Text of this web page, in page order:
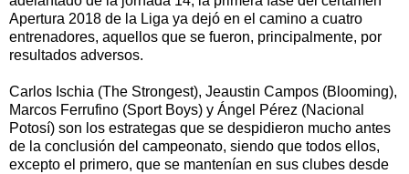
Apertura 2018 de la Liga ya dejó en el camino a cuatro
entrenadores, aquellos que se fueron, principalmente, por
resultados adversos.
Carlos Ischia (The Strongest), Jeaustin Campos (Blooming),
Marcos Ferrufino (Sport Boys) y Ángel Pérez (Nacional
Potosí) son los estrategas que se despidieron mucho antes
de la conclusión del campeonato, siendo que todos ellos,
excepto el primero, que se mantenían en sus clubes desde